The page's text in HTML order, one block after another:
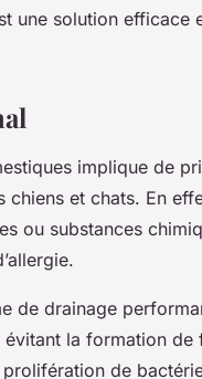
une solution efficace
implique de
chiens et chats. En
ou substances
de drainage
la formation de
de